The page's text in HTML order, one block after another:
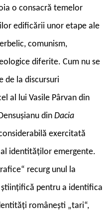
o consacră temelor
edificării unor etape ale
comunism,
diferite. Cum nu se
de la discursuri
al lui Vasile Pârvan din
din Dacia
exercitată
identităților emergente.
recurg unul la
pentru a identifica
românești „tari“,